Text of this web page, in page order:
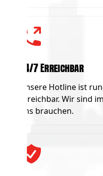
24/7 Erreichbar
Unsere Hotline ist
erreichbar. Wir sind
uns brauchen.